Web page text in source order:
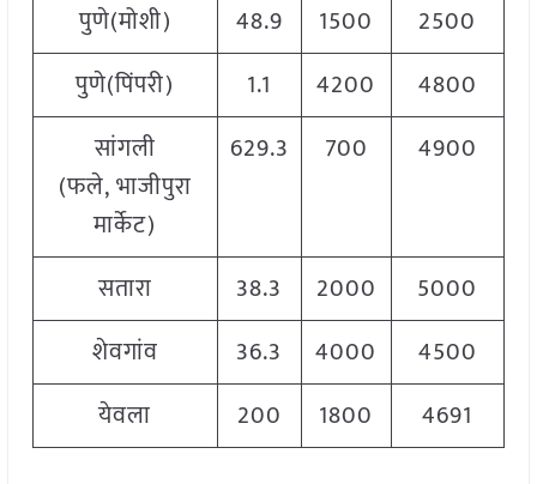
पुणे(मोशी) 48.9 1500 2500
पुणे(पिंपरी)
1.1 4200 4800
सांगली
(फले, भाजीपुरा
मार्केट)
629.3 700 4900
सतारा 38.3 2000 5000
शेवगांव
36.3 4000 4500
येवला
200 1800 4691